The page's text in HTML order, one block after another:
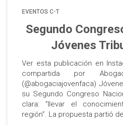
EVENTOS C-T
Segundo
Jóvenes
Ver esta publicación en
compartida por
(@abogaciajovenfaca)
su Segundo Congreso
clara: “llevar el
región”. La propuesta partió de